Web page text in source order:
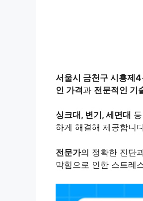
서울시 금천구 시흥제
인 가격과 전문적인 기
싱크대, 변기, 세면대
하게 해결해 제공합니
전문가의 정확한 진단
막힘으로 인한 스트레